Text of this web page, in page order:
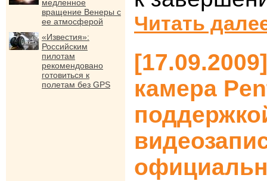
медленное
вращение Венеры с
ее атмосферой
«Известия»:
Российским
пилотам
рекомендовано
готовиться к
полетам без GPS
Читать
камера